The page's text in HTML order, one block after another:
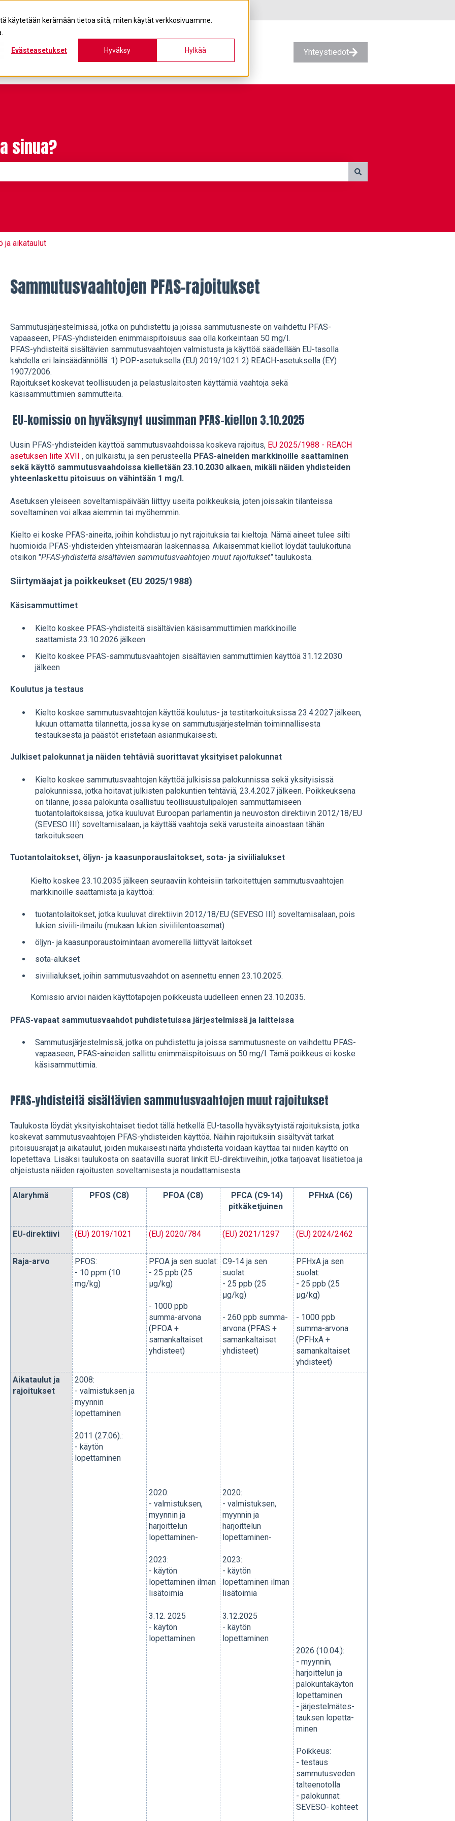
käytetään kerämään tietoa siitä, miten käytät verkkosivuamme.
Evästeasetukset Hyväksy Hylkää Yhteystiedot
sinua?
ja aikataulut
Sammutusvaahtojen PFAS-rajoitukset
Sammutusjärjestelmissä, jotka on puhdistettu ja joissa sammutusneste on vaihdettu PFAS-
vapaaseen, PFAS-yhdisteiden enimmäispitoisuus saa olla korkeintaan 50 mg/l.
PFAS-yhdisteitä sisältävien sammutusvaahtojen valmistusta ja käyttöä säädellään EU-tasolla
kahdella eri lainsäädännöllä: 1) POP-asetuksella (EU) 2019/1021 2) REACH-asetuksella (EY)
1907/2006.
Rajoitukset koskevat teollisuuden ja pelastuslaitosten käyttämiä vaahtoja sekä
käsisammuttimien sammutteita.
EU-komissio on hyväksynyt uusimman PFAS-kiellon 3.10.2025
Uusin PFAS-yhdisteiden käyttöä sammutusvaahdoissa koskeva rajoitus, EU 2025/1988 - REACH
asetuksen liite XVII
, on julkaistu, ja sen perusteella PFAS-aineiden markkinoille saattaminen
sekä käyttö sammutusvaahdoissa kielletään 23.10.2030 alkaen, mikäli näiden yhdisteiden
yhteenlaskettu pitoisuus on vähintään 1 mg/l.
Asetuksen yleiseen soveltamispäivään liittyy useita poikkeuksia, joten joissakin tilanteissa
soveltaminen voi alkaa aiemmin tai myöhemmin.
Kielto ei koske PFAS-aineita, joihin kohdistuu jo nyt rajoituksia tai kieltoja. Nämä aineet tulee silti
huomioida PFAS-yhdisteiden yhteismäärän laskennassa. Aikaisemmat kiellot löydät taulukoituna
otsikon "PFAS-yhdisteitä sisältävien sammutusvaahtojen muut rajoitukset"taulukosta.
Siirtymäajat ja poikkeukset (EU 2025/1988)
Käsisammuttimet
Kielto koskee PFAS-yhdisteitä sisältävien käsisammuttimien markkinoille
saattamista 23.10.2026 jälkeen
Kielto koskee PFAS-sammutusvaahtojen sisältävien sammuttimien käyttöä 31.12.2030
jälkeen
Koulutus ja testaus
Kielto koskee sammutusvaahtojen käyttöä koulutus- ja testitarkoituksissa 23.4.2027 jälkeen,
lukuun ottamatta tilannetta, jossa kyse on sammutusjärjestelmän toiminnallisesta
testauksesta ja päästöt eristetään asianmukaisesti.
Julkiset palokunnat ja näiden tehtäviä suorittavat yksityiset palokunnat
Kielto koskee sammutusvaahtojen käyttöä julkisissa palokunnissa sekä yksityisissä
palokunnissa, jotka hoitavat julkisten palokuntien tehtäviä, 23.4.2027 jälkeen. Poikkeuksena
on tilanne, jossa palokunta osallistuu teollisuustulipalojen sammuttamiseen
tuotantolaitoksissa, jotka kuuluvat Euroopan parlamentin ja neuvoston direktiivin 2012/18/EU
(SEVESO III) soveltamisalaan, ja käyttää vaahtoja sekä varusteita ainoastaan tähän
tarkoitukseen.
Tuotantolaitokset, öljyn- ja kaasunporauslaitokset, sota- ja siviilialukset
Kielto koskee 23.10.2035 jälkeen seuraaviin kohteisiin tarkoitettujen sammutusvaahtojen
markkinoille saattamista ja käyttöä:
tuotantolaitokset, jotka kuuluvat direktiivin 2012/18/EU (SEVESO III) soveltamisalaan, pois
lukien siviili-ilmailu (mukaan lukien siviililentoasemat)
öljyn- ja kaasunporaustoimintaan avomerellä liittyvät laitokset
sota-alukset
siviilialukset, joihin sammutusvaahdot on asennettu ennen 23.10.2025.
Komissio arvioi näiden käyttötapojen poikkeusta uudelleen ennen 23.10.2035.
PFAS-vapaat sammutusvaahdot puhdistetuissa järjestelmissä ja laitteissa
Sammutusjärjestelmissä, jotka on puhdistettu ja joissa sammutusneste on vaihdettu PFAS-
vapaaseen, PFAS-aineiden sallittu enimmäispitoisuus on 50 mg/l. Tämä poikkeus ei koske
käsisammuttimia.
PFAS-yhdisteitä sisältävien sammutusvaahtojen muut rajoitukset
Taulukosta löydät yksityiskohtaiset tiedot tällä hetkellä EU-tasolla hyväksytyistä rajoituksista, jotka
koskevat sammutusvaahtojen PFAS-yhdisteiden käyttöä. Näihin rajoituksiin sisältyvät tarkat
pitoisuusrajat ja aikataulut, joiden mukaisesti näitä yhdisteitä voidaan käyttää tai niiden käyttö on
lopetettava. Lisäksi taulukosta on saatavilla suorat linkit EU-direktiiveihin, jotka tarjoavat lisätietoa ja
ohjeistusta näiden rajoitusten soveltamisesta ja noudattamisesta.
Alaryhmä PFOS (C8) PFOA (C8)
PFCA (C9-14)
pitkäketjuinen
PFHxA(C6)
EU-direktiivi (EU) 2019/1021 (EU) 2020/784 (EU) 2021/1297 (EU) 2024/2462
Raja-arvo
PFOS:
- 10 ppm (10
mg/kg)
PFOA ja sen suolat:
- 25 ppb (25
µg/kg)
- 1000 ppb
summa-arvona
(PFOA +
samankaltaiset
yhdisteet)
C9-14 ja sen
suolat:
- 25 ppb (25
µg/kg)
- 260 ppb summa-
arvona (PFAS +
samankaltaiset
yhdisteet)
PFHxA ja sen
suolat:
- 25 ppb (25
µg/kg)
- 1000 ppb
summa-arvona
(PFHxA +
samankaltaiset
yhdisteet)
Aikataulut ja
rajoitukset
2008:
- valmistuksen ja
myynnin
lopettaminen
2011 (27.06).:
- käytön
lopettaminen
2020:
- valmistuksen,
myynnin ja
harjoittelun
lopettaminen-
2023:
- käytön
lopettaminen ilman
lisätoimia
3.12. 2025
- käytön
lopettaminen
2020:
- valmistuksen,
myynnin ja
harjoittelun
lopettaminen-
2023:
- käytön
lopettaminen ilman
lisätoimia
3.12.2025
- käytön
lopettaminen
2026 (10.04.):
- myynnin,
harjoittelun ja
palokuntakäytön
lopettaminen
- järjestelmätes-
tauksen lopetta-
minen
Poikkeus:
- testaus
sammutusveden
talteenotolla
- palokunnat:
SEVESO- kohteet